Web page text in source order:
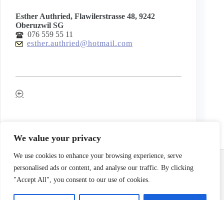
We value your privacy
We use cookies to enhance your browsing experience, serve
personalised ads or content, and analyse our traffic. By clicking
"Accept All", you consent to our use of cookies.
Esther Authried, Flawilerstrasse 48, 9242
Oberuzwil SG
076 559 55 11
esther.authried@hotmail.com
Email: info@terrierclub.ch